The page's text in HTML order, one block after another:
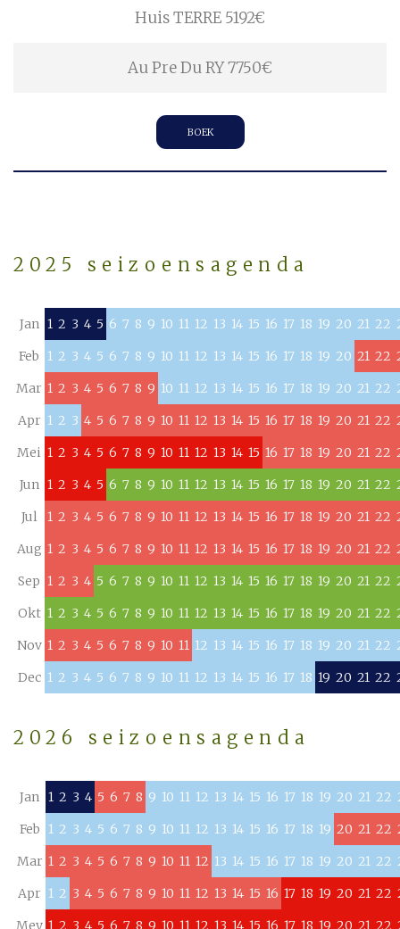
Huis TERRE 5192€
Au Pre Du RY 7750€
BOEK
2025 seizoensagenda
Jan 1 2 3 4 5 6 7 8 9 10 11 12 13 14 15 16 17 18 19 20 21 22
Feb
1 2 3 4 5 6 7 8 9 10 11 12 13 14 15 16 17 18 19 20 21 22
Mar 1 2 3 4 5 6 7 8 9 10 11 12 13 14 15 16 17 18 19 20 21 22
Apr 1 2 3 4 5 6 7 8 9 10 11 12 13 14 15 16 17 18 19 20 21 22
Mei 1 2 3 4 5 6 7 8 9 10 11 12 13 14 15 16 17 18 19 20 21 22
Jun 1 2 3 4 5 6 7 8 9 10 11 12 13 14 15 16 17 18 19 20 21 22
Jul
1 2 3 4 5 6 7 8 9 10 11 12 13 14 15 16 17 18 19 20 21 22
Aug 1 2 3 4 5 6 7 8 9 10 11 12 13 14 15 16 17 18 19 20 21 22
Sep 1 2 3 4 5 6 7 8 9 10 11 12 13 14 15 16 17 18 19 20 21 22
Okt 1 2 3 4 5 6 7 8 9 10 11 12 13 14 15 16 17 18 19 20 21 22
Nov 1 2 3 4 5 6 7 8 9 10 11 12 13 14 15 16 17 18 19 20 21 22
Dec 1 2 3 4 5 6 7 8 9 10 11 12 13 14 15 16 17 18 19 20 21 22
2026 seizoensagenda
Jan 1 2 3 4 5 6 7 8 9 10 11 12 13 14 15 16 17 18 19 20 21 22
Feb
1 2 3 4 5 6 7 8 9 10 11 12 13 14 15 16 17 18 19 20 21 22
Mar 1 2 3 4 5 6 7 8 9 10 11 12 13 14 15 16 17 18 19 20 21 22
Apr 1 2 3 4 5 6 7 8 9 10 11 12 13 14 15 16 17 18 19 20 21 22
Mey 1 2 3 4 5 6 7 8 9 10 11 12 13 14 15 16 17 18 19 20 21 22